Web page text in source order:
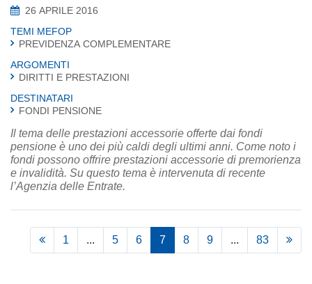
26 APRILE 2016
TEMI MEFOP
PREVIDENZA COMPLEMENTARE
ARGOMENTI
DIRITTI E PRESTAZIONI
DESTINATARI
FONDI PENSIONE
Il tema delle prestazioni accessorie offerte dai fondi
pensione è uno dei più caldi degli ultimi anni. Come noto i
fondi possono offrire prestazioni accessorie di premorienza
e invalidità. Su questo tema è intervenuta di recente
l’Agenzia delle Entrate.
1 ... 5 6 7 8 9 ... 83